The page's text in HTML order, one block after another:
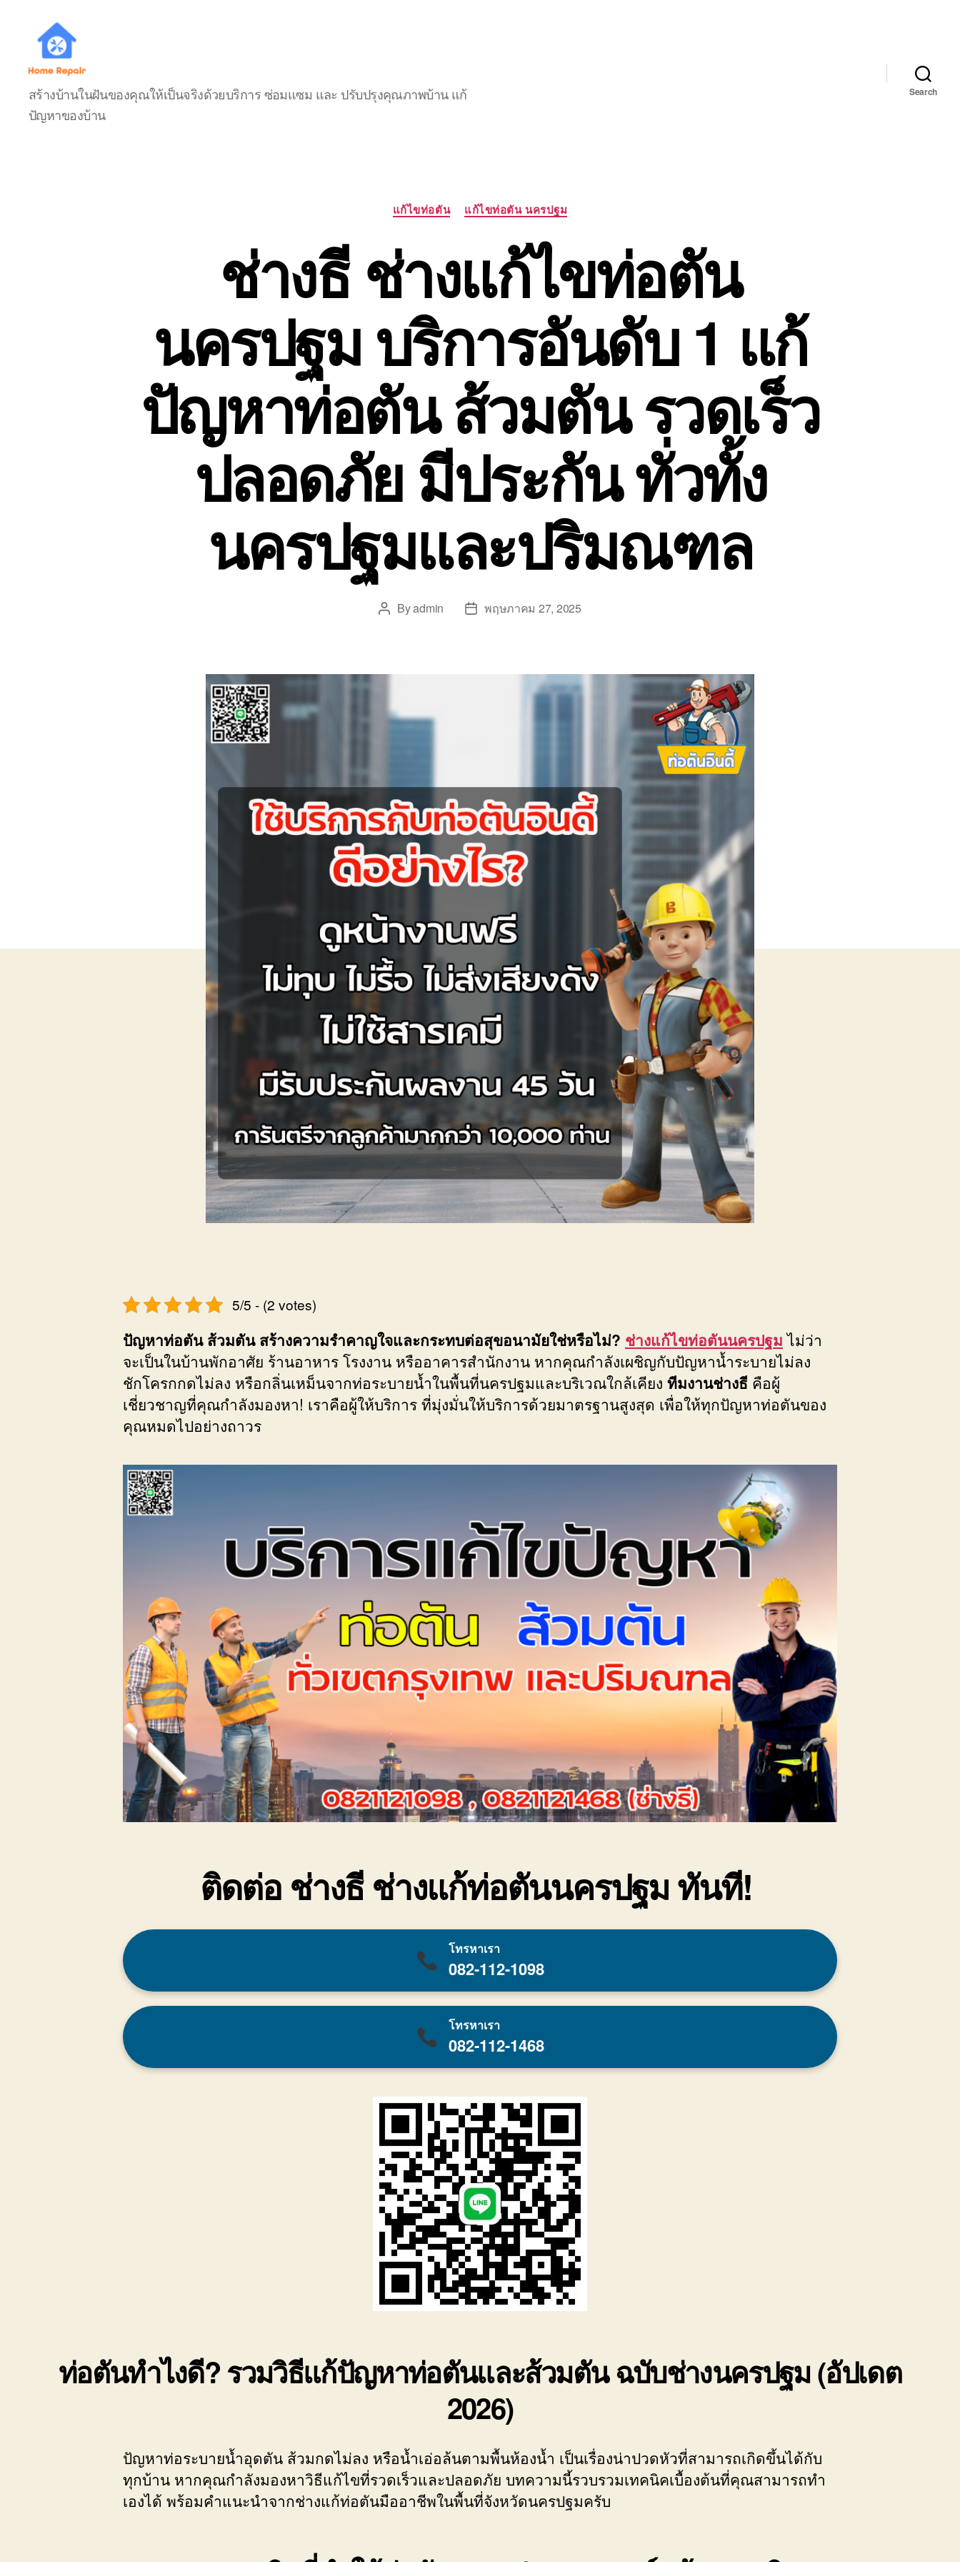
บ้าน
ช่าง
มือ
สร้างบ้านในฝันของคุณให้เป็นจริงด้วยบริการ ซ่อมแซม และ ปรับปรุงคุณภาพบ้าน แก้
ปัญหาของบ้าน
Search
Categories
แก้ไขท่อตัน แก้ไขท่อตัน นครปฐม
ช่างธี ช่างแก้ไขท่อตัน
นครปฐม บริการอันดับ 1 แก้
ปัญหาท่อตัน ส้วมตัน รวดเร็ว
ปลอดภัย มีประกัน ทั่วทั้ง
นครปฐมและปริมณฑล
PostByadmin
Postพฤษภาคม 27, 2025
5/5 - (2 votes)
ปัญหาท่อตัน ส้วมตัน สร้างความรำคาญใจและกระทบต่อสุขอนามัยใช่หรือไม่? ช่างแก้ไขท่อตันนครปฐมไม่ว่า
จะเป็นในบ้านพักอาศัย ร้านอาหาร โรงงาน หรืออาคารสำนักงาน หากคุณกำลังเผชิญกับปัญหาน้ำระบายไม่ลง
ชักโครกกดไม่ลง หรือกลิ่นเหม็นจากท่อระบายน้ำในพื้นที่นครปฐมและบริเวณใกล้เคียง ทีมงานช่างธี คือผู้
เชี่ยวชาญที่คุณกำลังมองหา! เราคือผู้ให้บริการ ที่มุ่งมั่นให้บริการด้วยมาตรฐานสูงสุด เพื่อให้ทุกปัญหาท่อตันของ
คุณหมดไปอย่างถาวร
ติดต่อ ช่างธี ช่างแก้ท่อตันนครปฐม ทันที!
โทรหาเรา
082-112-1098
โทรหาเรา
082-112-1468
ท่อตันทำไงดี? รวมวิธีแก้ปัญหาท่อตันและส้วมตัน ฉบับช่างนครปฐม (อัปเดต
2026)
ปัญหาท่อระบายน้ำอุดตัน ส้วมกดไม่ลง หรือน้ำเอ่อล้นตามพื้นห้องน้ำ เป็นเรื่องน่าปวดหัวที่สามารถเกิดขึ้นได้กับ
ทุกบ้าน หากคุณกำลังมองหาวิธีแก้ไขที่รวดเร็วและปลอดภัย บทความนี้รวบรวมเทคนิคเบื้องต้นที่คุณสามารถทำ
เองได้ พร้อมคำแนะนำจากช่างแก้ท่อตันมืออาชีพในพื้นที่จังหวัดนครปฐมครับ